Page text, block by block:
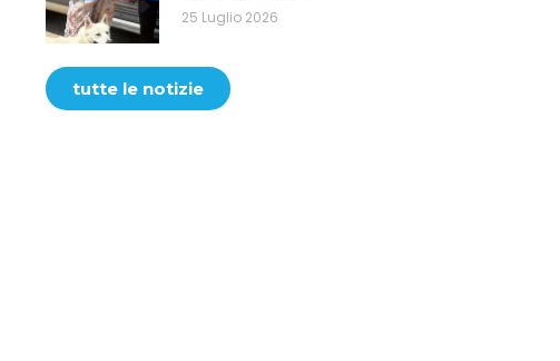
25 Luglio 2026
tutte le notizie